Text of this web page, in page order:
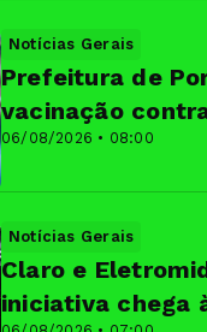
Notícias Gerais
06/08/2026 • 08:00
Prefeitura de
vacinação
Notícias Gerais
Claro e
iniciativa chega